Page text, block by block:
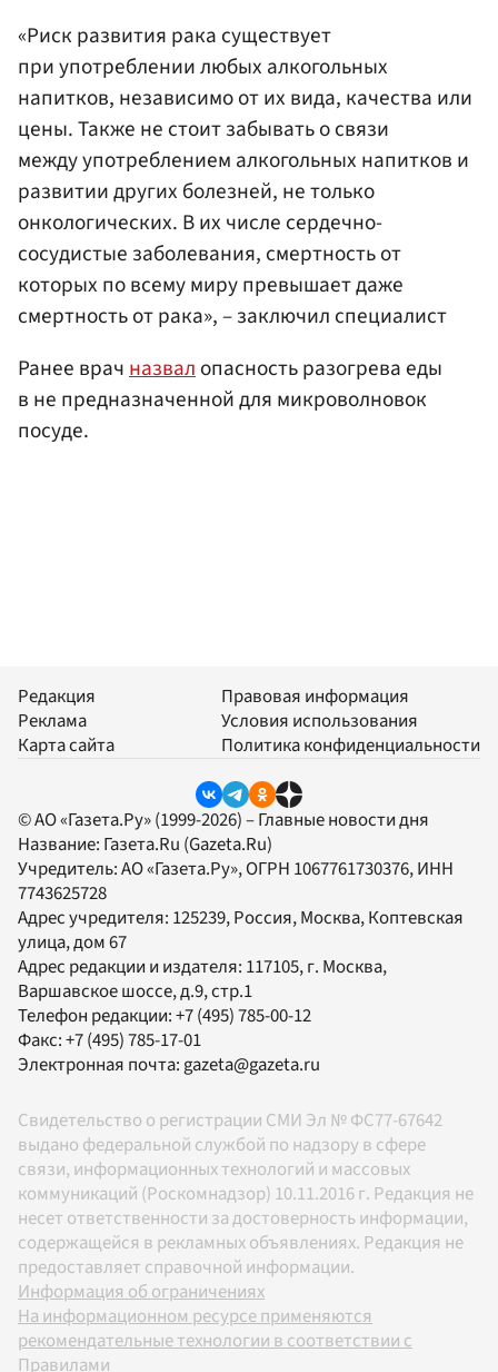
«Риск развития рака существует
при употреблении любых алкогольных
напитков, независимо от их вида, качества или
цены. Также не стоит забывать о связи
между употреблением алкогольных напитков и
развитии других болезней, не только
онкологических. В их числе сердечно-
сосудистые заболевания, смертность от
которых по всему миру превышает даже
смертность от рака», – заключил специалист
Ранее врачназвалопасность разогрева еды
в не предназначенной для микроволновок
посуде.
Редакция
Реклама
Карта сайта
Правовая информация
Условия использования
Политика конфиденциальности
© АО «Газета.Ру» (1999-2026) – Главные новости дня
Название: Газета.Ru (Gazeta.Ru)
Учредитель:АО «Газета.Ру», ОГРН 1067761730376, ИНН
7743625728
Адрес учредителя: 125239, Россия, Москва, Коптевская
улица, дом 67
Адрес редакции и издателя: 117105, г. Москва,
Варшавское шоссе, д.9, стр.1
Телефон редакции:+7 (495) 785-00-12
Факс:+7 (495) 785-17-01
Электронная почта: gazeta@gazeta.ru
Свидетельство о регистрации СМИ Эл № ФС77-67642
выдано федеральной службой по надзору в сфере
связи, информационных технологий и массовых
коммуникаций (Роскомнадзор) 10.11.2016 г. Редакция не
несет ответственности за достоверность информации,
содержащейся в рекламных объявлениях. Редакция не
предоставляет справочной информации.
Информация об ограничениях
На информационном ресурсе применяются
рекомендательные технологии в соответствии с
Правилами